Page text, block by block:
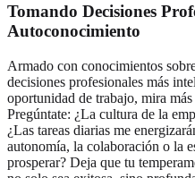
Tomando Decisiones
Autoconocimiento
Armado con conocimientos
decisiones profesionales más
oportunidad de trabajo, mira
Pregúntate: ¿La cultura de la
¿Las tareas diarias me
autonomía, la colaboración o la
prosperar? Deja que tu